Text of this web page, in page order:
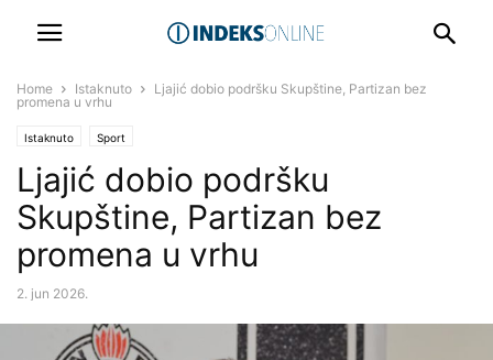
Home Istaknuto
Ljajić dobio podršku Skupštine, Partizan bez
promena u vrhu
Istaknuto Sport
Ljajić dobio podršku
Skupštine, Partizan bez
promena u vrhu
2. jun 2026.